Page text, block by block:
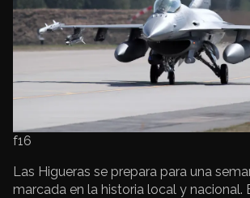
f16
Las Higueras se prepara para una
marcada en la historia local y nacional.